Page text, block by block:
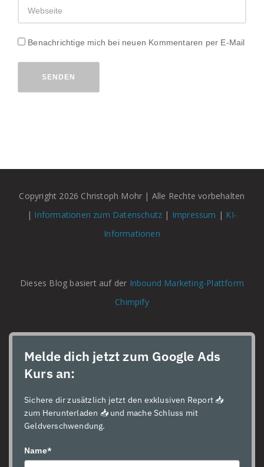
Benachrichtige mich bei neuen Kommentaren per E-Mail
SENDEN
Copyright 2026 Christoph Mohr | Alle Rechte vorbehalten
| Informationen zum Datenschutz | Impressum | KI-
Informationen
Dieses Blog basiert auf der Inbound Marketing-Plattform
Chimpify
Melde dich jetzt zum Google Ads
Kurs an:
Sichere dir zusätzlich jetzt den exklusiven Report 📥
zum Herunterladen 📥 und mache Schluss mit
Geldverschwendung.
Name*